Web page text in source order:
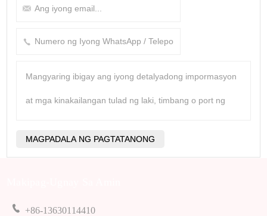
+86-13630114410